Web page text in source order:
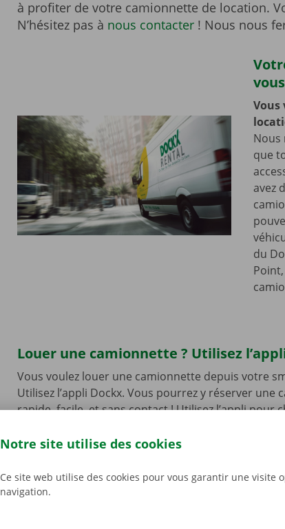
à profiter de votre camionnette de location.
N’hésitez pas à nous contacter! Nous nous
Vous
Nous
que
avez
du
Louer une camionnette ? Utilisez
Vous voulez louer une camionnette depuis votre
Utilisez l’appli Dockx. Vous pourrez y réserver une
rapide, facile, et sans contact ! Utilisez l’appli pour
récupérer votre camionnette, vous n’aurez qu’à
Notre site utilise des cookies
Ce site web utilise des cookies pour vous garantir une visite
navigation.